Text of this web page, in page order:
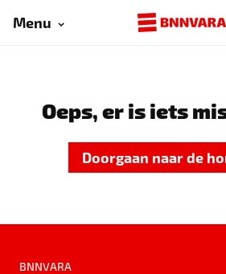
Menu
Oeps, er is iets
Doorgaan naar de
BNNVARA